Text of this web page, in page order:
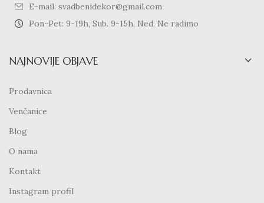
E-mail: svadbenidekor@gmail.com
Pon-Pet: 9-19h, Sub. 9-15h, Ned. Ne radimo
NAJNOVIJE OBJAVE
Prodavnica
Venčanice
Blog
O nama
Kontakt
Instagram profil